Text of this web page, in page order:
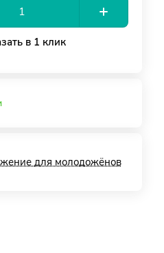
в 1 клик
для молодожёнов